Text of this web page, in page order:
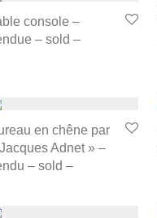
console –
– sold –
en chêne par
Adnet » –
– sold –